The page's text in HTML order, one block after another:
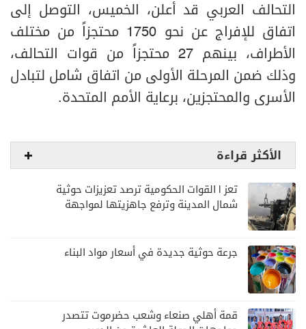
التحالف العربي قد أعلن، الخميس، التوصل إلى
اتفاق للإفراج عن نحو 1750 محتجزاً من مختلف
الأطراف، بينهم 27 محتجزاً من قوات التحالف،
وذلك ضمن المرحلة الأولى من اتفاق شامل لتبادل
الأسرى والمحتجزين، برعاية الأمم المتحدة.
الأكثر قراءة
تعز | القوات الحكومية ترصد تعزيزات حوثية
شمال المدينة وترفع جاهزيتها لمواجهة
جرعة حوثية جديدة في أسعار مواد البناء
قمة أهلي صنعاء وشعب حضرموت تتصدر